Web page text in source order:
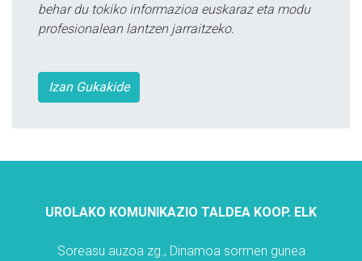
behar du tokiko informazioa euskaraz eta modu
profesionalean lantzen jarraitzeko.
Izan Gukakide
UROLAKO KOMUNIKAZIO TALDEA KOOP. ELK
Soreasu auzoa zg., Dinamoa sormen gunea